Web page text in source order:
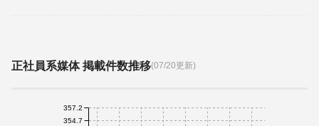
正社員系媒体 掲載件数推移(07/20更新)
354.7
357.2